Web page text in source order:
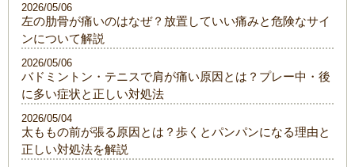
左の肋骨が痛いのはなぜ？放置していい痛みと危険なサイ
ンについて解説
2026/05/06
バドミントン・テニスで肩が痛い原因とは？プレー中・後
に多い症状と正しい対処法
2026/05/06
太ももの前が張る原因とは？歩くとパンパンになる理由と
正しい対処法を解説
2026/05/04